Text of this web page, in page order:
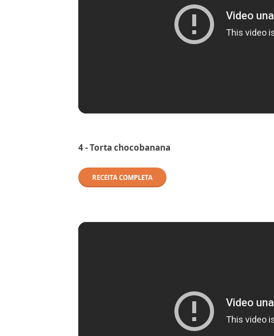
4 - Torta chocobanana
RECEITA COMPLETA